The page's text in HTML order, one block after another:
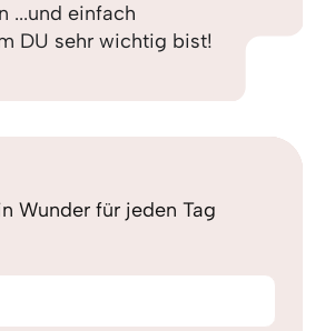
...und einfach
DU sehr wichtig bist!
Wunder für jeden Tag